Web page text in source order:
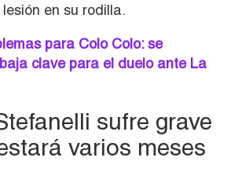
en su rodilla.
para Colo Colo: se
clave para el duelo ante La
sufre grave
varios meses